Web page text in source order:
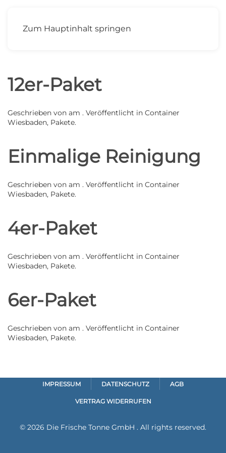
Zum Hauptinhalt springen
MENÜ
12er-Paket
Geschrieben von am . Veröffentlicht in Container
Wiesbaden, Pakete.
Einmalige Reinigung
Geschrieben von am . Veröffentlicht in Container
Wiesbaden, Pakete.
4er-Paket
Geschrieben von am . Veröffentlicht in Container
Wiesbaden, Pakete.
6er-Paket
Geschrieben von am . Veröffentlicht in Container
Wiesbaden, Pakete.
IMPRESSUM DATENSCHUTZ AGB
VERTRAG WIDERRUFEN
© 2026 Die Frische Tonne GmbH . All rights reserved.